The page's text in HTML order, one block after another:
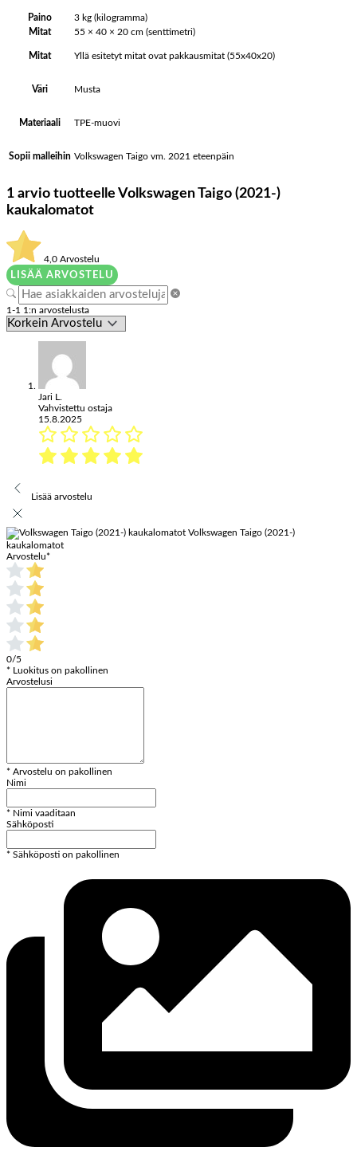
Paino
3 kg (kilogramma)
Mitat
55 × 40 × 20 cm (senttimetri)
Mitat Yllä esitetyt mitat ovat pakkausmitat (55x40x20)
Väri Musta
Materiaali TPE-muovi
Sopii malleihin Volkswagen Taigo vm. 2021 eteenpäin
1 arvio tuotteelle Volkswagen Taigo (2021-)
kaukalomatot
4,0 Arvostelu
LISÄÄ ARVOSTELU
1-1 1:n arvostelusta
Jari L.
Vahvistettu ostaja
15.8.2025
Lisää arvostelu
Volkswagen Taigo (2021-)
kaukalomatot
Arvostelu*
0/5
* Luokitus on pakollinen
Arvostelusi
* Arvostelu on pakollinen
Nimi
* Nimi vaaditaan
Sähköposti
* Sähköposti on pakollinen